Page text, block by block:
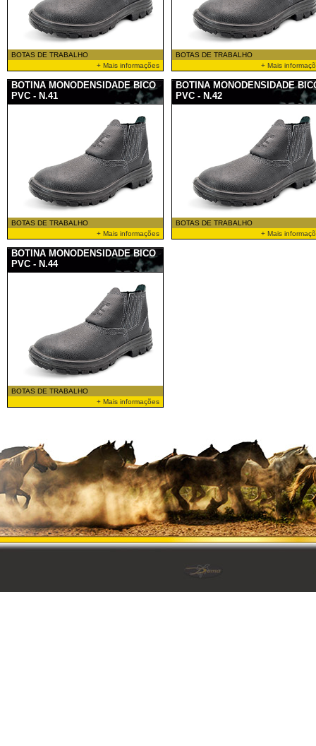
BOTAS DE TRABALHO
+ Mais informações
BOTAS DE TRABALHO
+ Mais
BOTINA MONODENSIDADE BICO
PVC - N.41
BOTAS DE TRABALHO
+ Mais informações
BOTINA MONODENSIDADE
PVC - N.42
BOTAS DE TRABALHO
+ Mais
BOTINA MONODENSIDADE BICO
PVC - N.44
BOTAS DE TRABALHO
+ Mais informações